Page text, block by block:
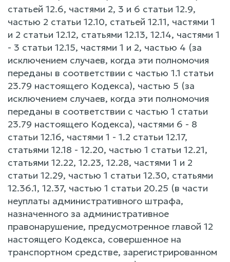
статьей 12.6, частями 2, 3 и 6 статьи 12.9,
частью 2 статьи 12.10, статьей 12.11, частями 1
и 2 статьи 12.12, статьями 12.13, 12.14, частями 1
- 3 статьи 12.15, частями 1 и 2, частью 4 (за
исключением случаев, когда эти полномочия
переданы в соответствии с частью 1.1 статьи
23.79 настоящего Кодекса), частью 5 (за
исключением случаев, когда эти полномочия
переданы в соответствии с частью 1 статьи
23.79 настоящего Кодекса), частями 6 - 8
статьи 12.16, частями 1 - 1.2 статьи 12.17,
статьями 12.18 - 12.20, частью 1 статьи 12.21,
статьями 12.22, 12.23, 12.28, частями 1 и 2
статьи 12.29, частью 1 статьи 12.30, статьями
12.36.1, 12.37, частью 1 статьи 20.25 (в части
неуплаты административного штрафа,
назначенного за административное
правонарушение, предусмотренное главой 12
настоящего Кодекса, совершенное на
транспортном средстве, зарегистрированном